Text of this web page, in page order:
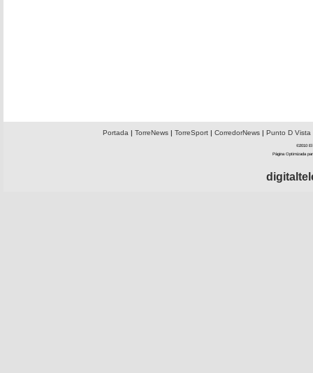
Portada | TorreNews| TorreSport| CorredorNews| Punto D Vista
©2010 El
Página Optimizada